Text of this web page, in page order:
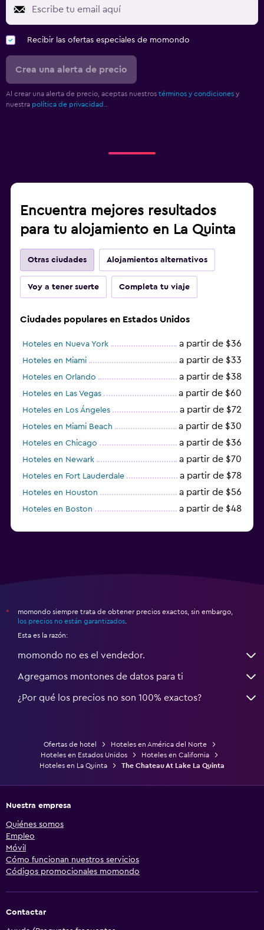
Recibir las ofertas especiales de momondo
Crea una alerta de precio
Al crear una alerta de precio, aceptas nuestros términos y condiciones y
nuestra política de privacidad.
Encuentra mejores resultados
para tu alojamiento en La Quinta
Otras ciudades Alojamientos alternativos
Voy a tener suerte Completa tu viaje
Ciudades populares en Estados Unidos
Hoteles en Nueva York a partir de $36
Hoteles en Miami a partir de $33
Hoteles en Orlando a partir de $38
Hoteles en Las Vegas a partir de $60
Hoteles en Los Ángeles a partir de $72
Hoteles en Miami Beach a partir de $30
Hoteles en Chicago a partir de $36
Hoteles en Newark a partir de $70
Hoteles en Fort Lauderdale a partir de $78
Hoteles en Houston a partir de $56
Hoteles en Boston a partir de $48
*
momondo siempre trata de obtener precios exactos, sin embargo,
los precios no están garantizados
Esta es la razón:
momondo no es el vendedor.
Agregamos montones de datos para ti
¿Por qué los precios no son 100% exactos?
Ofertas de hotel
Hoteles en América del Norte
Hoteles en Estados Unidos
Hoteles en California
Hoteles en La Quinta
The Chateau At Lake La Quinta
Nuestra empresa
Quiénes somos
Empleo
Móvil
Cómo funcionan nuestros servicios
Códigos promocionales momondo
Contactar